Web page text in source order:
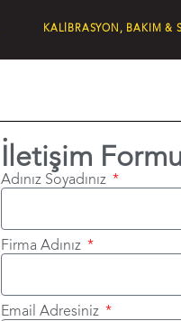
KALİBRASYON, BAKIM &
İletişim
Adınız Soyadınız
Firma Adınız
Email Adresiniz